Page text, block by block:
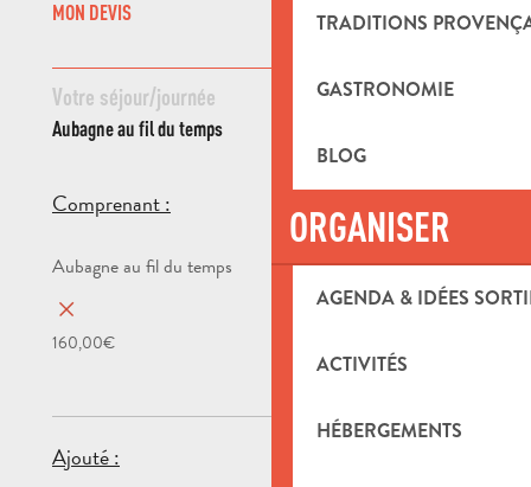
TRADITIONS
GASTRONOMIE
BLOG
ORGANISER
AGENDA & IDÉES
ACTIVITÉS
HÉBERGEMENTS
MON DEVIS SUIVANT
Votre séjour/journée
Aubagne au fil du temps
160,00€/pers.
Comprenant :
160,00€
Ajouté :